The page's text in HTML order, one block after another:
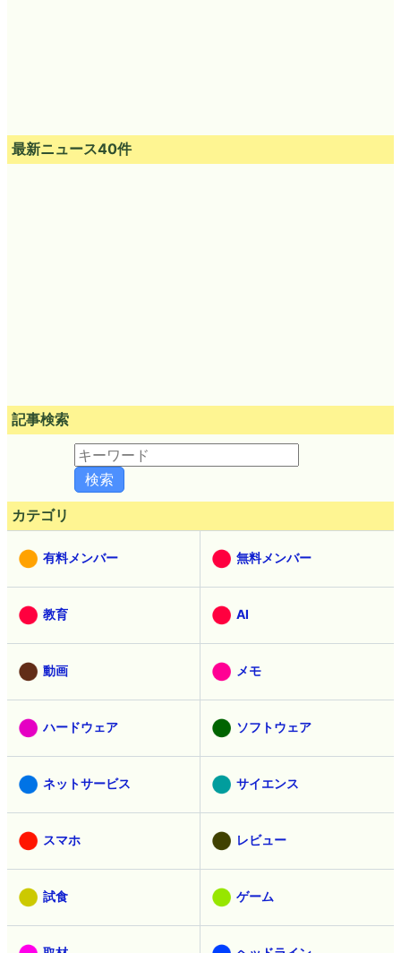
最新ニュース40件
記事検索
カテゴリ
有料メンバー 無料メンバー
教育 AI
動画 メモ
ハードウェア ソフトウェア
ネットサービス サイエンス
スマホ レビュー
試食 ゲーム